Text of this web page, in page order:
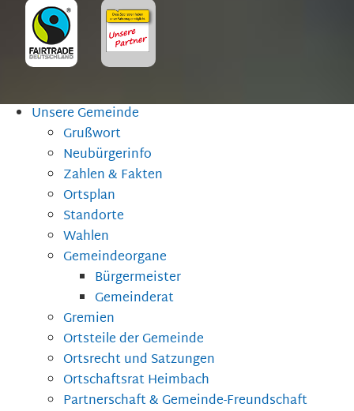
Unsere Gemeinde
Grußwort
Neubürgerinfo
Zahlen & Fakten
Ortsplan
Standorte
Wahlen
Gemeindeorgane
Bürgermeister
Gemeinderat
Gremien
Ortsteile der Gemeinde
Ortsrecht und Satzungen
Ortschaftsrat Heimbach
Partnerschaft & Gemeinde-Freundschaft